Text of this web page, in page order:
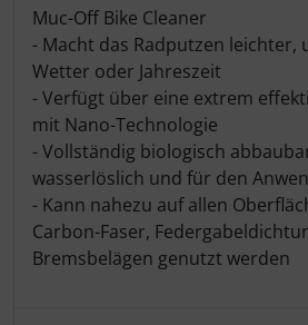
Produktbeschreibung
Muc-Off Bike Cleaner
- Macht das Radputzen leichter,
Wetter oder Jahreszeit
- Verfügt über eine extrem
mit Nano-Technologie
- Vollständig biologisch
wasserlöslich und für den
- Kann nahezu auf allen
Carbon-Faser,
Bremsbelägen genutzt werden
JEDI Sports
K-Edge
KASK
KOO
Lezyne